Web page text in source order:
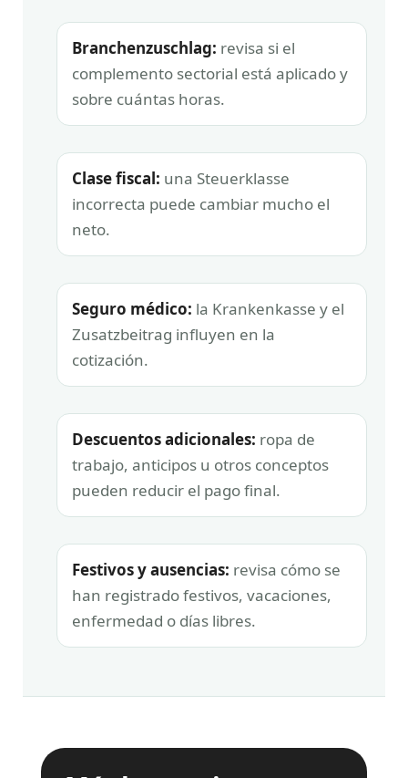
Branchenzuschlag: revisa si el
complemento sectorial está aplicado y
sobre cuántas horas.
Clase fiscal: una Steuerklasse
incorrecta puede cambiar mucho el
neto.
Seguro médico: la Krankenkasse y el
Zusatzbeitrag influyen en la
cotización.
Descuentos adicionales: ropa de
trabajo, anticipos u otros conceptos
pueden reducir el pago final.
Festivos y ausencias: revisa cómo se
han registrado festivos, vacaciones,
enfermedad o días libres.